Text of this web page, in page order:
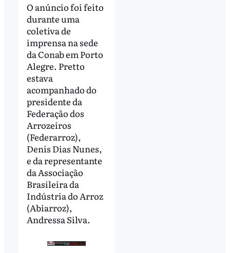
O anúncio foi feito
durante uma
coletiva de
imprensa na sede
da Conab em Porto
Alegre. Pretto
estava
acompanhado do
presidente da
Federação dos
Arrozeiros
(Federarroz),
Denis Dias Nunes,
e da representante
da Associação
Brasileira da
Indústria do Arroz
(Abiarroz),
Andressa Silva.